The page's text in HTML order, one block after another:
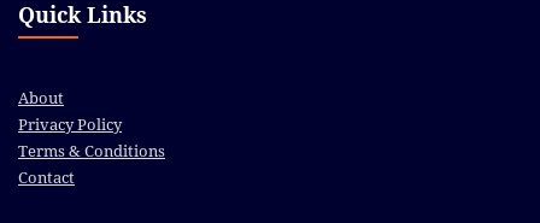
Quick Links
About
Privacy Policy
Terms & Conditions
Contact